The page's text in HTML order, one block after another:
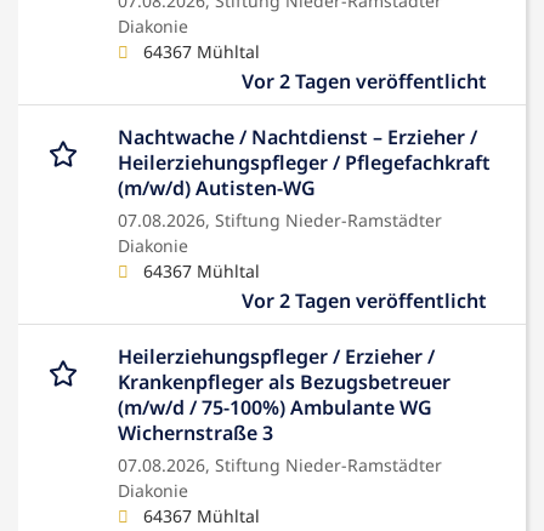
Diakonie
64367 Mühltal
Vor 2 Tagen veröffentlicht
Nachtwache / Nachtdienst – Erzieher /
Heilerziehungspfleger / Pflegefachkraft
(m/w/d) Autisten-WG
07.08.2026, Stiftung Nieder-Ramstädter
Diakonie
64367 Mühltal
Vor 2 Tagen veröffentlicht
Heilerziehungspfleger / Erzieher /
Krankenpfleger als Bezugsbetreuer
(m/w/d / 75-100%) Ambulante WG
Wichernstraße 3
07.08.2026, Stiftung Nieder-Ramstädter
Diakonie
64367 Mühltal